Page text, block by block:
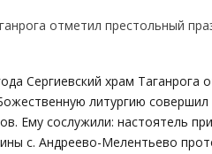
Сергиевский храм Таганрога
литургию совершил
Ему сослужили: настоятель
с. Андреево-Мелентьево